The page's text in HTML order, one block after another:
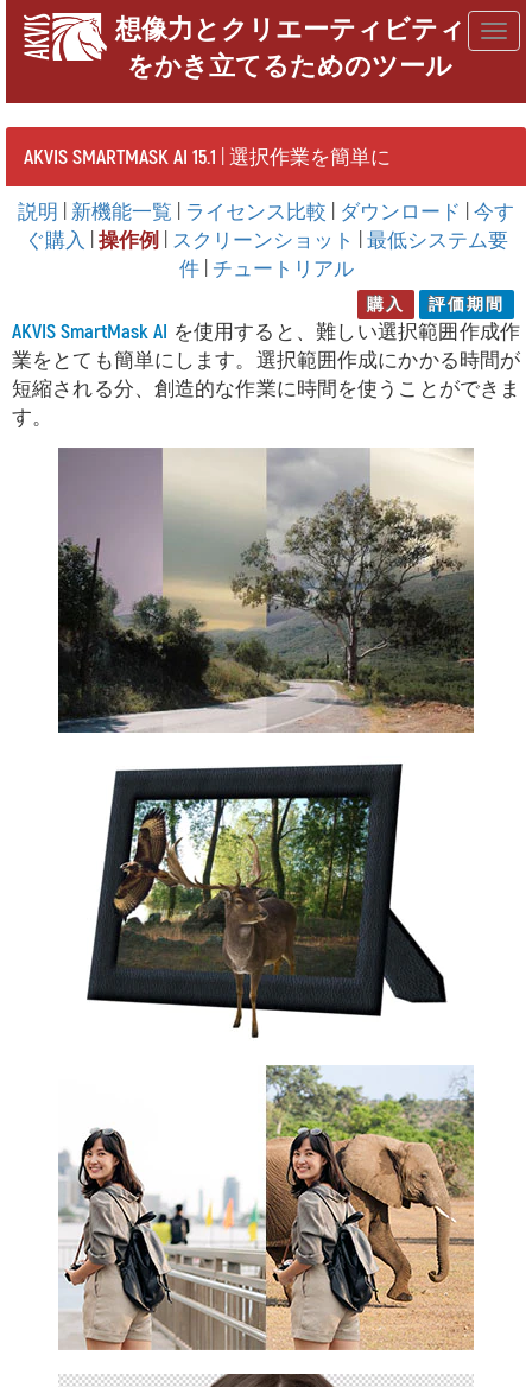
想像力とクリエーティビティ
をかき立てるためのツール
AKVIS SMARTMASK AI 15.1 | 選択作業を簡単に
説明 新機能一覧 ライセンス比較 ダウンロード
今す
ぐ購入
操作例 スクリーンショット
最低システム要
件| チュートリアル
購入 評価期間
AKVIS SmartMask AI を使用すると、難しい選択範囲作成作
業をとても簡単にします。選択範囲作成にかかる時間が
短縮される分、創造的な作業に時間を使うことができま
す。